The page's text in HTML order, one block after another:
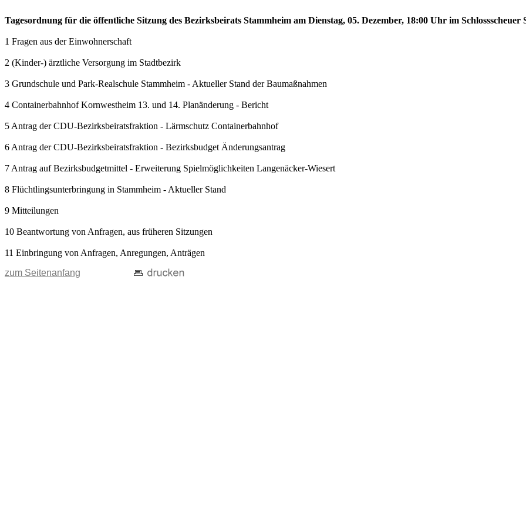
Tagesordnung für die öffentliche Sitzung des Bezirksbeirats Stammheim am Dienstag, 05. Dezember, 18:00 Uhr im Schlossscheuer
1 Fragen aus der Einwohnerschaft
2 (Kinder-) ärztliche Versorgung im Stadtbezirk
3 Grundschule und Park-Realschule Stammheim - Aktueller Stand der Baumaßnahmen
4 Containerbahnhof Kornwestheim 13. und 14. Planänderung - Bericht
5 Antrag der CDU-Bezirksbeiratsfraktion - Lärmschutz Containerbahnhof
6 Antrag der CDU-Bezirksbeiratsfraktion - Bezirksbudget Änderungsantrag
7 Antrag auf Bezirksbudgetmittel - Erweiterung Spielmöglichkeiten Langenäcker-Wiesert
8 Flüchtlingsunterbringung in Stammheim - Aktueller Stand
9 Mitteilungen
10 Beantwortung von Anfragen, aus früheren Sitzungen
11 Einbringung von Anfragen, Anregungen, Anträgen
zum Seitenanfang